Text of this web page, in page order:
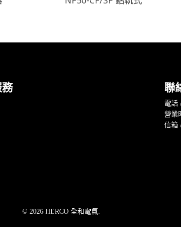
聯
電話
營業
信箱
© 2026 HERCO 全和電氣.